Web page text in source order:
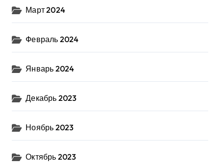
Март 2024
Февраль 2024
Январь 2024
Декабрь 2023
Ноябрь 2023
Октябрь 2023